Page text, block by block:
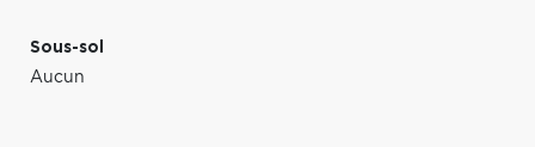
Sous-sol
Aucun